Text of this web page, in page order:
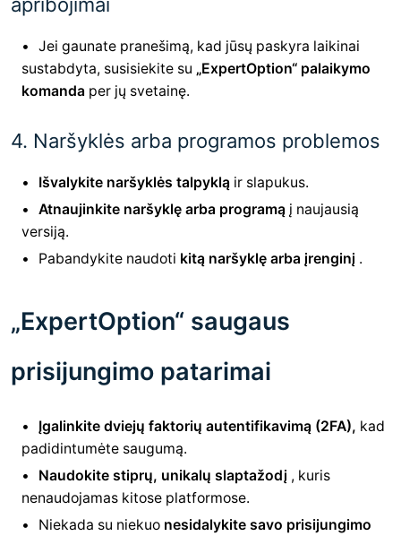
Jei gaunate pranešimą, kad jūsų paskyra laikinai
sustabdyta, susisiekite su „ExpertOption“ palaikymo
komanda per jų svetainę.
4. Naršyklės arba programos problemos
Išvalykite naršyklės talpyklą ir slapukus.
Atnaujinkite naršyklę arba programą į naujausią
versiją.
Pabandykite naudoti kitą naršyklę arba įrenginį .
„ExpertOption“ saugaus
prisijungimo patarimai
Įgalinkite dviejų faktorių autentifikavimą (2FA), kad
padidintumėte saugumą.
Naudokite stiprų, unikalų slaptažodį , kuris
nenaudojamas kitose platformose.
Niekada su niekuo nesidalykite savo prisijungimo